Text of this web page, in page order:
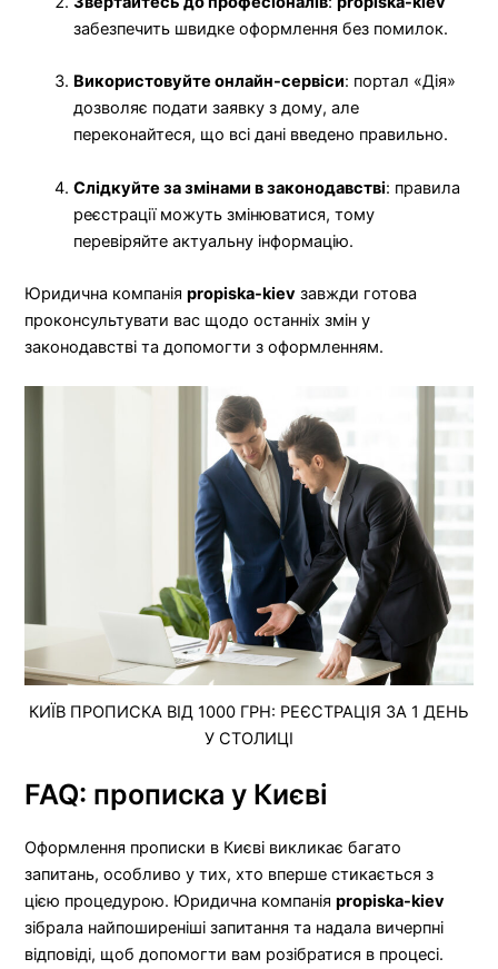
забезпечить швидке оформлення без помилок.
Використовуйте онлайн-сервіси: портал «Дія»
дозволяє подати заявку з дому, але
переконайтеся, що всі дані введено правильно.
Слідкуйте за змінами в законодавстві: правила
реєстрації можуть змінюватися, тому
перевіряйте актуальну інформацію.
Юридична компаніяpropiska-kiev завжди готова
проконсультувати вас щодо останніх змін у
законодавстві та допомогти з оформленням.
КИЇВ ПРОПИСКА ВІД 1000 ГРН: РЕЄСТРАЦІЯ ЗА 1 ДЕНЬ
У СТОЛИЦІ
FAQ: прописка у Києві
Оформлення прописки в Києві викликає багато
запитань, особливо у тих, хто вперше стикається з
цією процедурою. Юридична компаніяpropiska-kiev
зібрала найпоширеніші запитання та надала вичерпні
відповіді, щоб допомогти вам розібратися в процесі.